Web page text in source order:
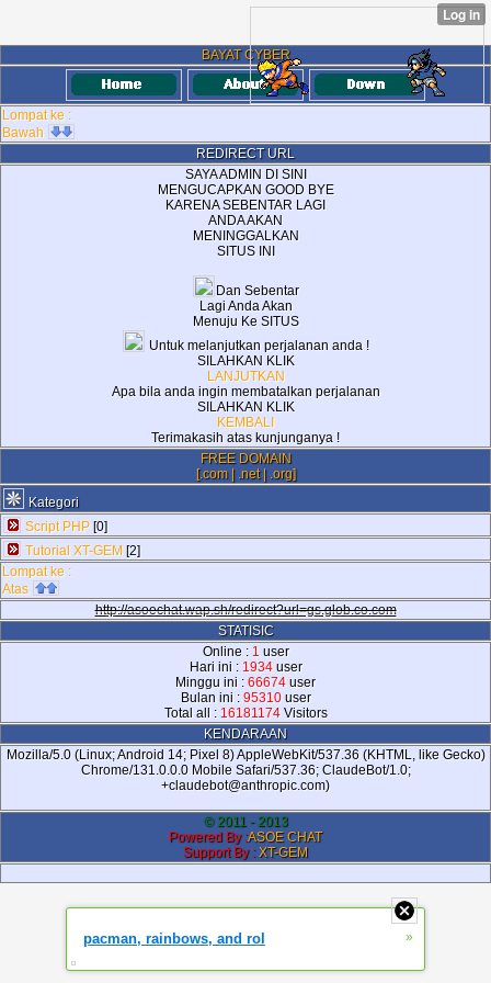
BAYAT CYBER
Lompat ke :
Bawah
REDIRECT URL
SAYA ADMIN DI SINI
MENGUCAPKAN GOOD BYE
KARENA SEBENTAR LAGI
ANDA AKAN
MENINGGALKAN
SITUS INI
Dan Sebentar
Lagi Anda Akan
Menuju Ke SITUS
Untuk melanjutkan perjalanan anda !
SILAHKAN KLIK
LANJUTKAN
Apa bila anda ingin membatalkan perjalanan
SILAHKAN KLIK
KEMBALI
Terimakasih atas kunjunganya !
FREE DOMAIN
[.com | .net | .org]
Kategori
Script PHP [0]
Tutorial XT-GEM [2]
Lompat ke :
Atas
http://asoechat.wap.sh/redirect?url=gs.glob.co.com
STATISIC
Online : 1 user
Hari ini : 1934user
Minggu ini : 66674 user
Bulan ini : 95310user
Total all : 16181174Visitors
KENDARAAN
Mozilla/5.0 (Linux; Android 14; Pixel 8) AppleWebKit/537.36 (KHTML, like Gecko)
Chrome/131.0.0.0 Mobile Safari/537.36; ClaudeBot/1.0;
+claudebot@anthropic.com)
© 2011 - 2013
Powered By :ASOE CHAT
Support By : XT-GEM
pacman, rainbows, and rol »